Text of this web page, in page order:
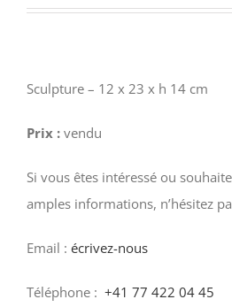
Sculpture – 12 x 23 x h 14 cm
Prix : vendu
Si vous êtes intéressé ou
amples informations, n’hésitez
Email : écrivez-nous
Téléphone : +41 77 422 04 45